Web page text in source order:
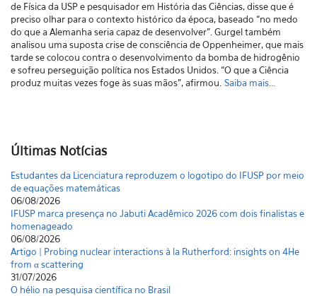
de Física da USP e pesquisador em História das Ciências, disse que é
preciso olhar para o contexto histórico da época, baseado “no medo
do que a Alemanha seria capaz de desenvolver”. Gurgel também
analisou uma suposta crise de consciência de Oppenheimer, que mais
tarde se colocou contra o desenvolvimento da bomba de hidrogênio
e sofreu perseguição política nos Estados Unidos. “O que a Ciência
produz muitas vezes foge às suas mãos”, afirmou. Saiba mais...
Últimas Notícias
Estudantes da Licenciatura reproduzem o logotipo do IFUSP por meio
de equações matemáticas
06/08/2026
IFUSP marca presença no Jabuti Acadêmico 2026 com dois finalistas e
homenageado
06/08/2026
Artigo | Probing nuclear interactions à la Rutherford: insights on 4He
from α scattering
31/07/2026
O hélio na pesquisa científica no Brasil